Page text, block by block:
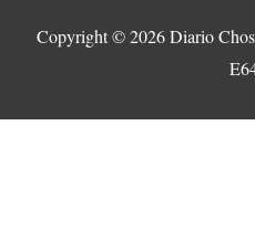
Copyright © 2026Diario